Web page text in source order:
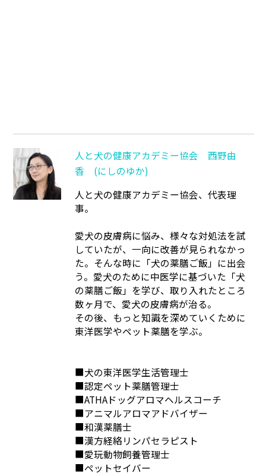
人と犬の健康アカデミー協会 西野由
香 (にしのゆか)
人と犬の健康アカデミー協会、代表理
事。
愛犬の皮膚病に悩み、様々な対処法を試
していたが、一向に改善が見られなかっ
た。そんな時に「犬の薬膳ご飯」に出会
う。愛犬のために中医学に基づいた「犬
の薬膳ご飯」を学び、取り入れたところ
数ヶ月で、愛犬の皮膚病が治る。
その後、もっと知識を深めていくために
東洋医学やペット薬膳を学ぶ。
■犬の東洋医学生活管理士
■認定ペット薬膳管理士
■ATHAドッグアロマヘルスコーチ
■アニマルアロマアドバイザー
■和漢薬膳士
■漢方経絡リンパセラピスト
■愛玩動物飼養管理士
■ペットセイバー